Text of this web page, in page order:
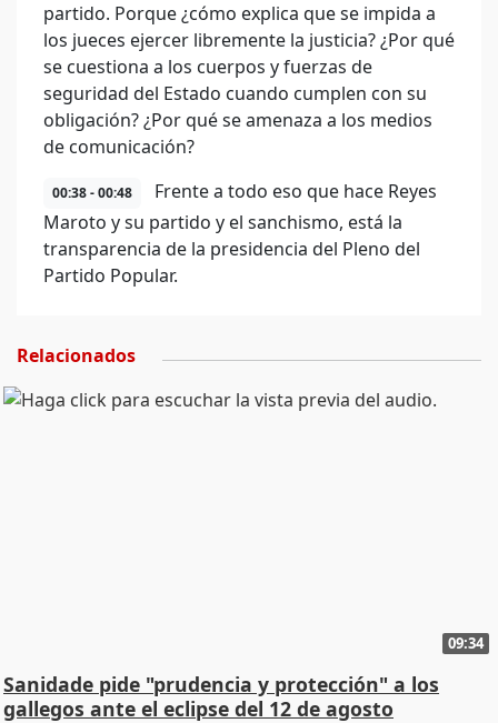
partido. Porque ¿cómo explica que se impida a
los jueces ejercer libremente la justicia? ¿Por qué
se cuestiona a los cuerpos y fuerzas de
seguridad del Estado cuando cumplen con su
obligación? ¿Por qué se amenaza a los medios
de comunicación?
00:38 - 00:48
Frente a todo eso que hace Reyes
Maroto y su partido y el sanchismo, está la
transparencia de la presidencia del Pleno del
Partido Popular.
Relacionados
09:34
Sanidade pide "prudencia y protección" a los
gallegos ante el eclipse del 12 de agosto